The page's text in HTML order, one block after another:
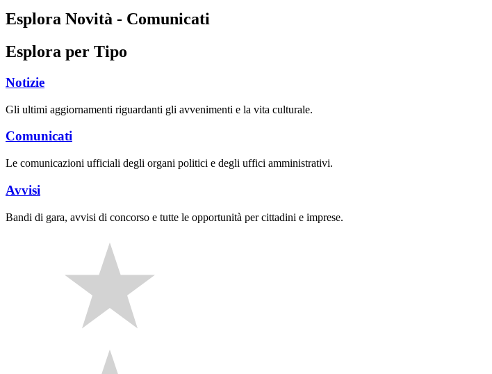
Esplora Novità - Comunicati
Esplora per Tipo
Notizie
Gli ultimi aggiornamenti riguardanti gli avvenimenti e la vita culturale.
Comunicati
Le comunicazioni ufficiali degli organi politici e degli uffici amministrativi.
Avvisi
Bandi di gara, avvisi di concorso e tutte le opportunità per cittadini e imprese.